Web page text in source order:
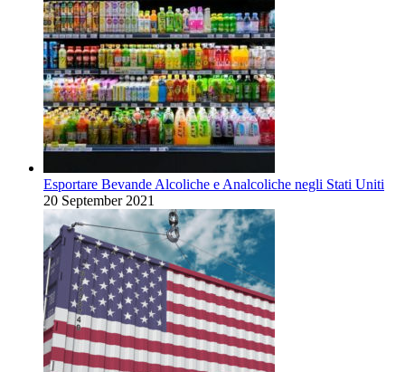
Esportare Bevande Alcoliche e Analcoliche negli Stati Uniti
20 September 2021